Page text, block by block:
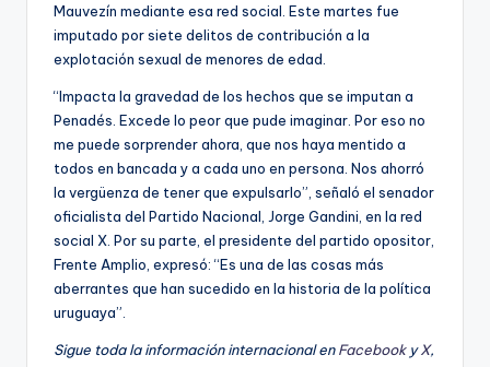
Mauvezín mediante esa red social. Este martes fue
imputado por siete delitos de contribución a la
explotación sexual de menores de edad.
“Impacta la gravedad de los hechos que se imputan a
Penadés. Excede lo peor que pude imaginar. Por eso no
me puede sorprender ahora, que nos haya mentido a
todos en bancada y a cada uno en persona. Nos ahorró
la vergüenza de tener que expulsarlo”, señaló el senador
oficialista del Partido Nacional, Jorge Gandini, en la red
social X. Por su parte, el presidente del partido opositor,
Frente Amplio, expresó: “Es una de las cosas más
aberrantes que han sucedido en la historia de la política
uruguaya”.
Sigue toda la información internacional enFacebookyX,